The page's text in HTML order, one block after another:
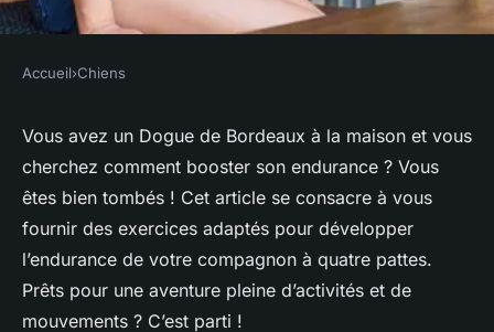
Quels sont les exercices
adaptés pour renforcer
l'endurance d'un chien de race
Dogue de Bordeaux ?
Valentin•4 avril 2024•5 min de lecture
Accueil›Chiens
Vous avez un Dogue de Bordeaux à la maison et vous
cherchez comment booster son endurance ? Vous
êtes bien tombés ! Cet article se consacre à vous
fournir des exercices adaptés pour développer
l’endurance de votre compagnon à quatre pattes.
Prêts pour une aventure pleine d’activités et de
mouvements ? C’est parti !